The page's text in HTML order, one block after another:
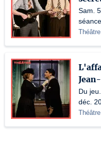
Sam.
Du
déc.